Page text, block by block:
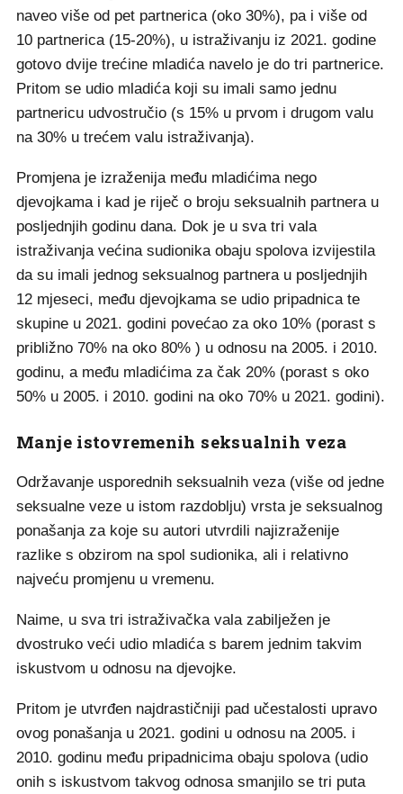
naveo više od pet partnerica (oko 30%), pa i više od
10 partnerica (15-20%), u istraživanju iz 2021. godine
gotovo dvije trećine mladića navelo je do tri partnerice.
Pritom se udio mladića koji su imali samo jednu
partnericu udvostručio (s 15% u prvom i drugom valu
na 30% u trećem valu istraživanja).
Promjena je izraženija među mladićima nego
djevojkama i kad je riječ o broju seksualnih partnera u
posljednjih godinu dana. Dok je u sva tri vala
istraživanja većina sudionika obaju spolova izvijestila
da su imali jednog seksualnog partnera u posljednjih
12 mjeseci, među djevojkama se udio pripadnica te
skupine u 2021. godini povećao za oko 10% (porast s
približno 70% na oko 80% ) u odnosu na 2005. i 2010.
godinu, a među mladićima za čak 20% (porast s oko
50% u 2005. i 2010. godini na oko 70% u 2021. godini).
Manje istovremenih seksualnih veza
Održavanje usporednih seksualnih veza (više od jedne
seksualne veze u istom razdoblju) vrsta je seksualnog
ponašanja za koje su autori utvrdili najizraženije
razlike s obzirom na spol sudionika, ali i relativno
najveću promjenu u vremenu.
Naime, u sva tri istraživačka vala zabilježen je
dvostruko veći udio mladića s barem jednim takvim
iskustvom u odnosu na djevojke.
Pritom je utvrđen najdrastičniji pad učestalosti upravo
ovog ponašanja u 2021. godini u odnosu na 2005. i
2010. godinu među pripadnicima obaju spolova (udio
onih s iskustvom takvog odnosa smanjilo se tri puta